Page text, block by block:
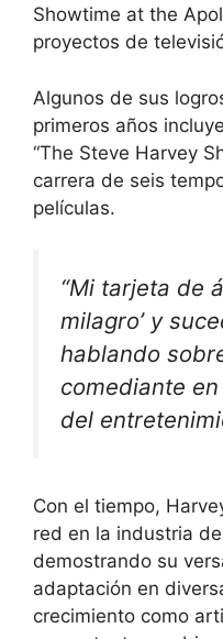
Showtime at the
proyectos de
Algunos de sus
primeros años
“The Steve Harvey
carrera de seis
películas.
“Mi tarjeta de
milagro’ y
hablando
comediante
del
Con el tiempo,
red en la industria
demostrando su
adaptación en
crecimiento como